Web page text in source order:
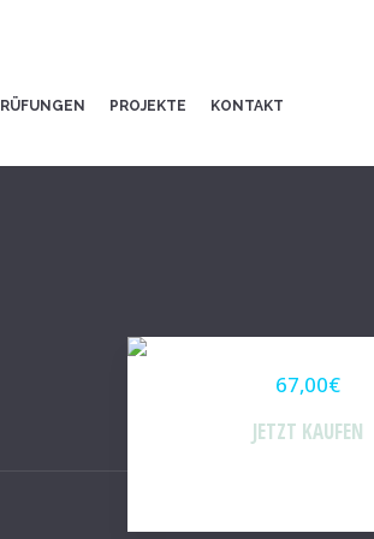
PROJEKTE KONTAKT
67,00€
JETZT KAUFEN